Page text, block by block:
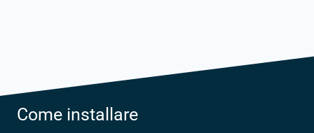
Come installare